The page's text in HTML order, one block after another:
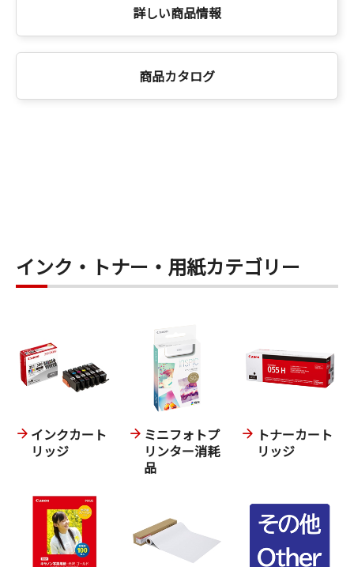
詳しい商品情報
商品カタログ
インク・トナー・用紙カテゴリー
インクカート
リッジ
ミニフォトプ
リンター消耗
品
トナーカート
リッジ